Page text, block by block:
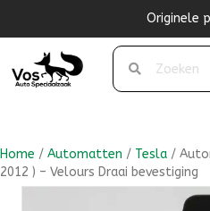
Originele
Home / Automatten / Tesla /
2012 ) – Velours Draai bevestiging